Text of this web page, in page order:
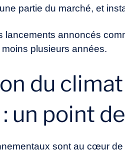
partie du marché, et
lancements annoncés
plusieurs années.
du
un point
sont au cœur